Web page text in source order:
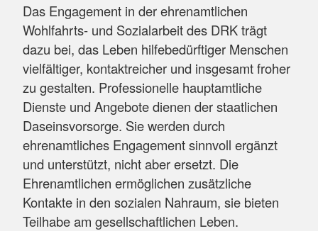
Das Engagement in der ehrenamtlichen
Wohlfahrts- und Sozialarbeit des DRK trägt
dazu bei, das Leben hilfebedürftiger Menschen
vielfältiger, kontaktreicher und insgesamt froher
zu gestalten. Professionelle hauptamtliche
Dienste und Angebote dienen der staatlichen
Daseinsvorsorge. Sie werden durch
ehrenamtliches Engagement sinnvoll ergänzt
und unterstützt, nicht aber ersetzt. Die
Ehrenamtlichen ermöglichen zusätzliche
Kontakte in den sozialen Nahraum, sie bieten
Teilhabe am gesellschaftlichen Leben.